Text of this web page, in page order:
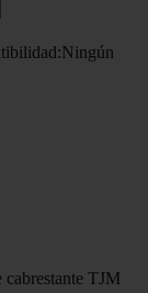
Ningún
TJM